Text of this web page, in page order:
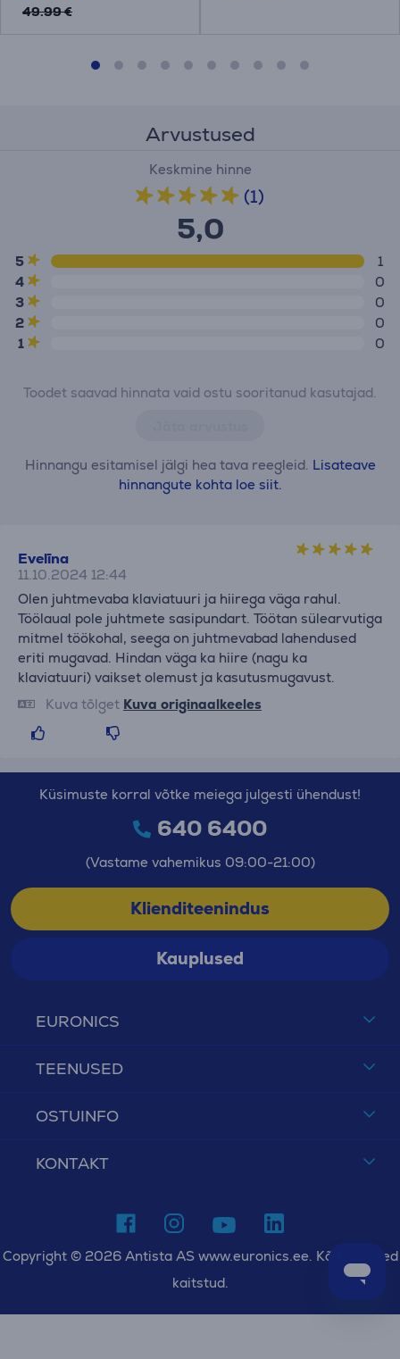
49.99 €
Arvustused
Keskmine hinne
(1)
5,0
5
1
4
0
3
0
2
0
1
0
Toodet saavad hinnata vaid ostu sooritanud kasutajad.
Hinnangu esitamisel jälgi hea tava reegleid. Lisateave
hinnangute kohta loe siit.
Evelīna
11.10.2024 12:44
Olen juhtmevaba klaviatuuri ja hiirega väga rahul.
Töölaual pole juhtmete sasipundart. Töötan sülearvutiga
mitmel töökohal, seega on juhtmevabad lahendused
eriti mugavad. Hindan väga ka hiire (nagu ka
klaviatuuri) vaikset olemust ja kasutusmugavust.
Kuva tõlget Kuva originaalkeeles
EURONICS
TEENUSED
OSTUINFO
KONTAKT
Küsimuste korral võtke meiega julgesti ühendust!
640 6400
(Vastame vahemikus 09:00-21:00)
Klienditeenindus
Kauplused
Copyright © 2026 Antista AS www.euronics.ee. Kõik õigused
kaitstud.